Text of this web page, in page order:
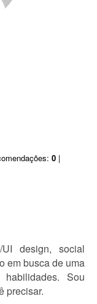
0 |
design, social
em busca de uma
Sou
precisar.